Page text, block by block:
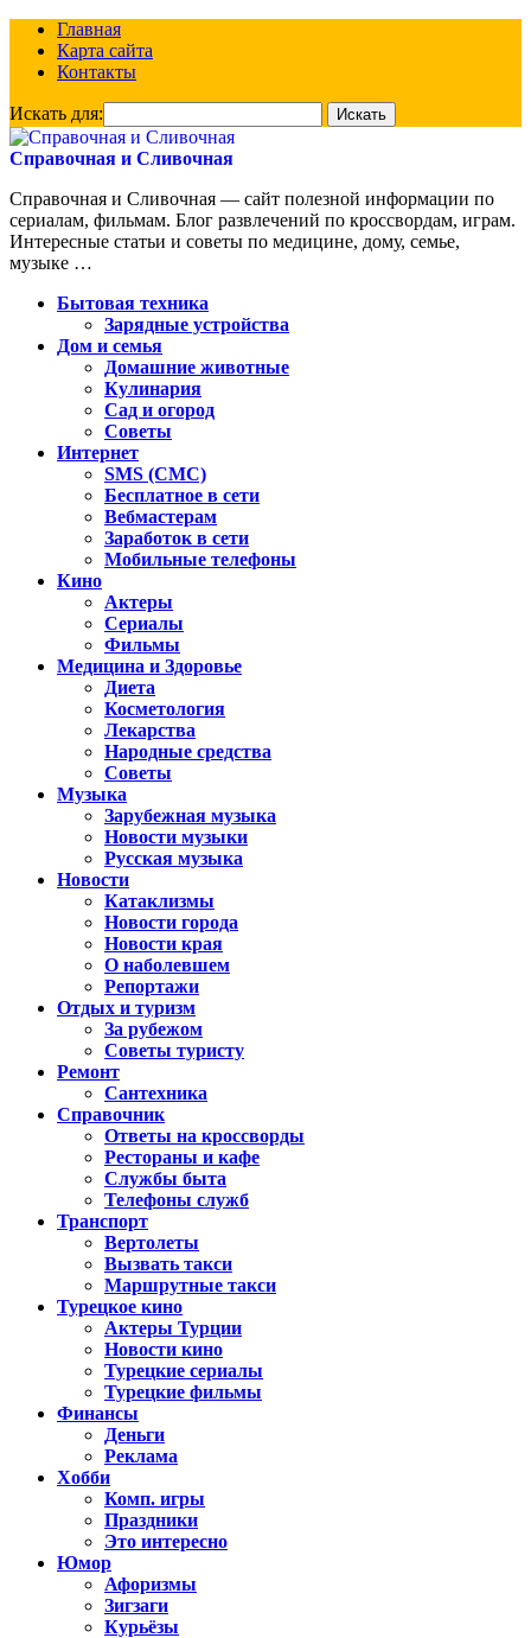
Главная
Карта сайта
Контакты
Искать для:
Справочная и Сливочная
Справочная и Сливочная — сайт полезной информации по
сериалам, фильмам. Блог развлечений по кроссвордам, играм.
Интересные статьи и советы по медицине, дому, семье,
музыке …
Бытовая техника
Зарядные устройства
Дом и семья
Домашние животные
Кулинария
Сад и огород
Советы
Интернет
SMS (СМС)
Бесплатное в сети
Вебмастерам
Заработок в сети
Мобильные телефоны
Кино
Актеры
Сериалы
Фильмы
Медицина и Здоровье
Диета
Косметология
Лекарства
Народные средства
Советы
Музыка
Зарубежная музыка
Новости музыки
Русская музыка
Новости
Катаклизмы
Новости города
Новости края
О наболевшем
Репортажи
Отдых и туризм
За рубежом
Советы туристу
Ремонт
Сантехника
Справочник
Ответы на кроссворды
Рестораны и кафе
Службы быта
Телефоны служб
Транспорт
Вертолеты
Вызвать такси
Маршрутные такси
Турецкое кино
Актеры Турции
Новости кино
Турецкие сериалы
Турецкие фильмы
Финансы
Деньги
Реклама
Хобби
Комп. игры
Праздники
Это интересно
Юмор
Афоризмы
Зигзаги
Курьёзы